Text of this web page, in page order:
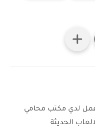
لدي مكتب محامي
الحديثة